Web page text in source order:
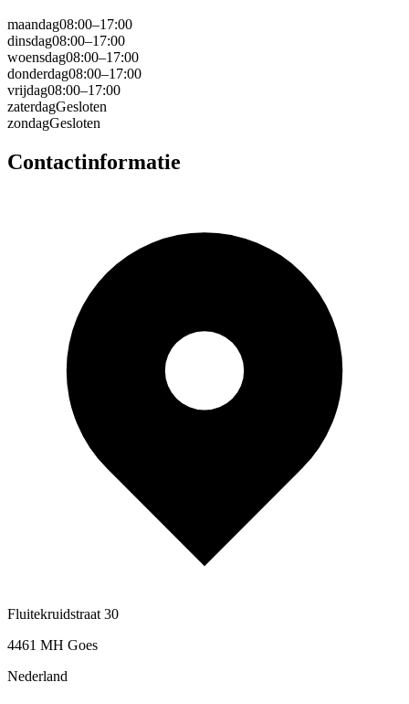
maandag08:00–17:00
dinsdag08:00–17:00
woensdag08:00–17:00
donderdag08:00–17:00
vrijdag08:00–17:00
zaterdagGesloten
zondagGesloten
Contactinformatie
Fluitekruidstraat 30
4461 MH Goes
Nederland